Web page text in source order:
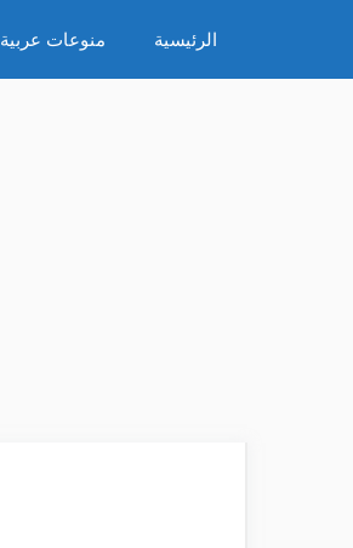
المحتوى
الرئيسية منوعات عربية